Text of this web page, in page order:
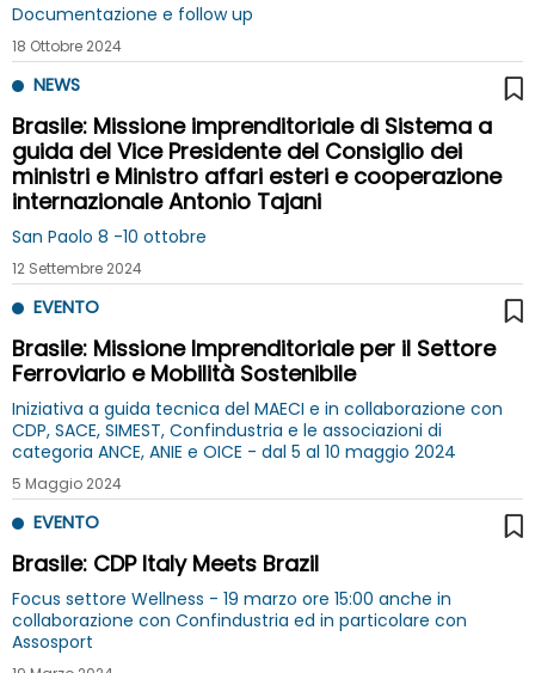
Documentazione e follow up
18 Ottobre 2024
NEWS
Brasile: Missione imprenditoriale di Sistema a
guida del Vice Presidente del Consiglio dei
ministri e Ministro affari esteri e cooperazione
internazionale Antonio Tajani
San Paolo 8 -10 ottobre
12 Settembre 2024
EVENTO
Brasile: Missione Imprenditoriale per il Settore
Ferroviario e Mobilità Sostenibile
Iniziativa a guida tecnica del MAECI e in collaborazione con
CDP, SACE, SIMEST, Confindustria e le associazioni di
categoria ANCE, ANIE e OICE - dal 5 al 10 maggio 2024
5 Maggio 2024
EVENTO
Brasile: CDP Italy Meets Brazil
Focus settore Wellness - 19 marzo ore 15:00 anche in
collaborazione con Confindustria ed in particolare con
Assosport